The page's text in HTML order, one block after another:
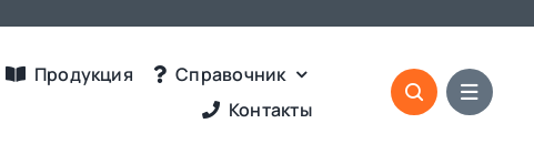
Продукция
Справочник
Контакты